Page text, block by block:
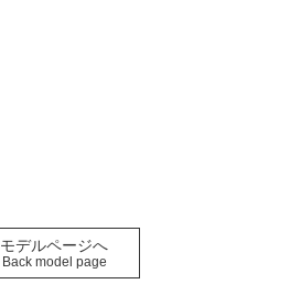
モデルページへ
Back model page